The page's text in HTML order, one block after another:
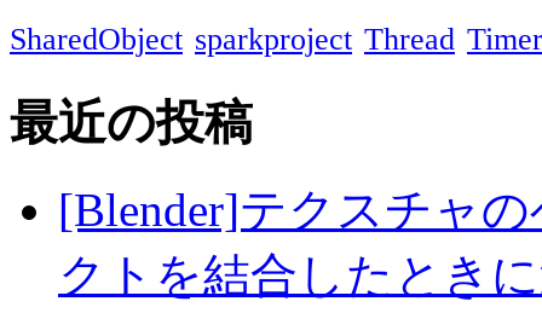
SharedObject sparkproject Thread Timer
最近の投稿
[Blender]テクスチャ
クトを結合したとき